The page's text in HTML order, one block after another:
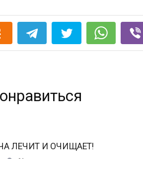
ЛЕЧИТ И ОЧИЩАЕТ!
61